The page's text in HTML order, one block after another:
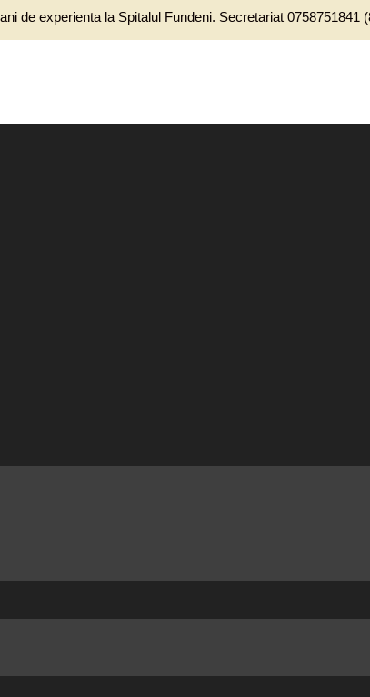
de experienta la Spitalul Fundeni. Secretariat 0758751841